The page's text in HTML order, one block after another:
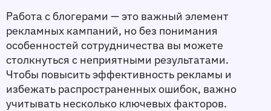
Работа с блогерами — это важный элемент
рекламных кампаний, но без понимания
особенностей сотрудничества вы можете
столкнуться с неприятными результатами.
Чтобы повысить эффективность рекламы и
избежать распространенных ошибок, важно
учитывать несколько ключевых факторов.